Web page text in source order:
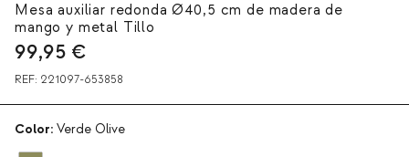
Mesa auxiliar redonda Ø40,5 cm de madera de
mango y metal Tillo
99,95 €
REF: 221097-653858
Color: Verde Olive